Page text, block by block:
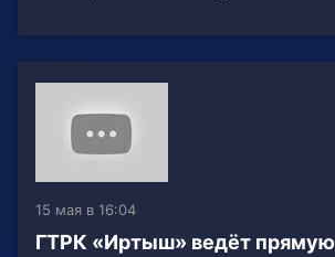
15 мая в 16:04
ГТРК «Иртыш» ведёт прямую